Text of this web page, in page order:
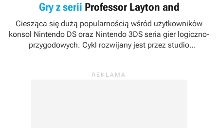
Gry z serii Professor Layton and
Ciesząca się dużą popularnością wśród użytkowników
konsol Nintendo DS oraz Nintendo 3DS seria gier logiczno-
przygodowych. Cykl rozwijany jest przez studio